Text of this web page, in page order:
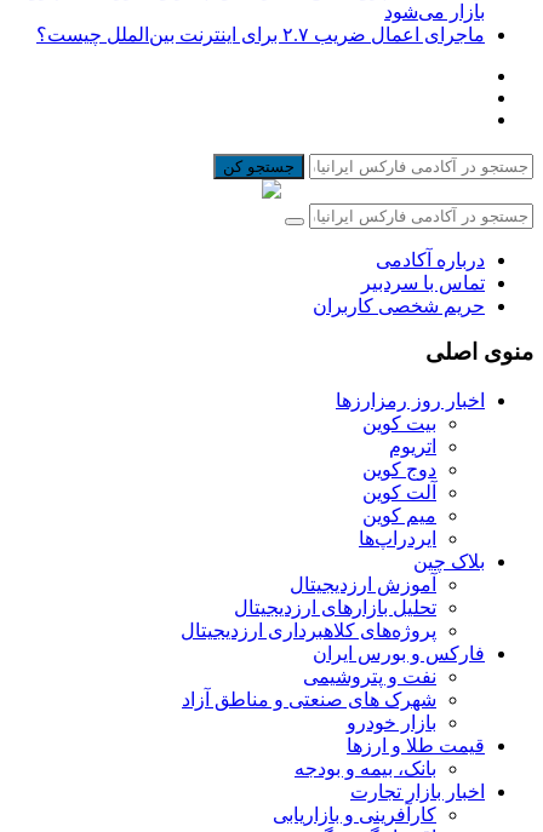
بازار می‌شود
ماجرای اعمال ضریب ۲.۷ برای اینترنت بین‌الملل چیست؟
جستجو کن
درباره آکادمی
تماس با سردبیر
حریم شخصی کاربران
منوی اصلی
اخبار روز رمزارزها
بیت کوین
اتریوم
دوج کوین
آلت کوین
میم کوین‌
ایردراپ‌ها
بلاک چین
آموزش ارزدیجیتال
تحلیل بازارهای ارزدیجیتال
پروژه‌های کلاهبرداری ارزدیجیتال
فارکس و بورس ایران
نفت و پتروشیمی
شهرک های صنعتی و مناطق آزاد
بازار خودرو
قیمت طلا و ارزها
بانک، بیمه و بودجه
اخبار بازار تجارت
کارآفرینی و بازاریابی